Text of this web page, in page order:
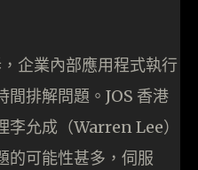
企業內部應用程式執行
間排解問題。JOS 香港
李允成（Warren Lee）
的可能性甚多，伺服